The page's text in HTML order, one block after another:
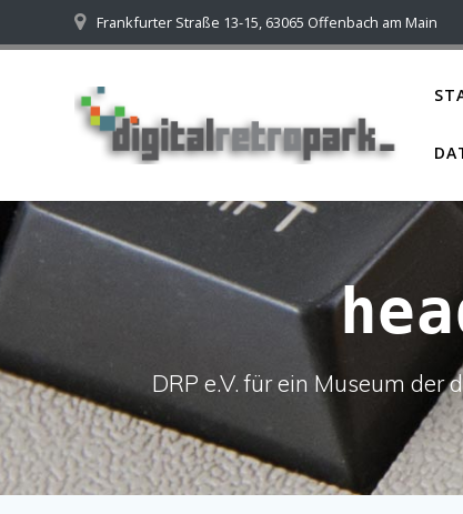
to
Frankfurter Straße 13-15, 63065 Offenbach am Main
DRP e.V. für ein Museum